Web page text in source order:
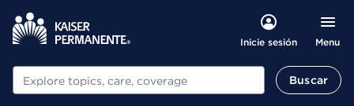
Inicie sesión Menu
Buscar Buscar